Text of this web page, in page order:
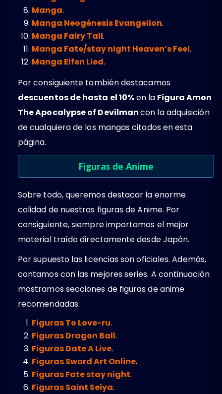
Manga.
Manga Neogénesis Evangelion.
Manga Fairy Tail.
Manga Fate/stay night Heaven’s Feel.
Manga Elfen Lied.
Por consiguiente también destacamos
descuentos de hasta el 10%en la Figura Amon
The Apocalypse of Devilmancon la adquisición
de cualquiera de los mangas citados en esta
página.
Figuras de Anime
Sobre todo, queremos destacar la enorme
calidad de nuestras figuras de Anime. Por
consiguiente, siempre importamos el mejor
material traído directamente desde Japón.
Por supuesto las licencias son oficiales. Además,
contamos con las mejores series. A continuación
mostramos secciones de figuras de anime
recomendadas.
Figuras To Love-ru.
Figuras Dragon Ball.
Figuras Date A Live.
Figuras Sword Art Online.
Figuras Fate stay night.
Figuras Saint Seiya.